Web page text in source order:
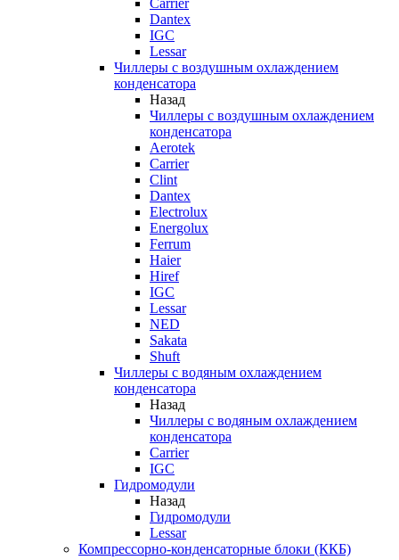
Carrier
Dantex
IGC
Lessar
Чиллеры с воздушным охлаждением
конденсатора
Назад
Чиллеры с воздушным охлаждением
конденсатора
Aerotek
Carrier
Clint
Dantex
Electrolux
Energolux
Ferrum
Haier
Hiref
IGC
Lessar
NED
Sakata
Shuft
Чиллеры с водяным охлаждением
конденсатора
Назад
Чиллеры с водяным охлаждением
конденсатора
Carrier
IGC
Гидромодули
Назад
Гидромодули
Lessar
Компрессорно-конденсаторные блоки (ККБ)